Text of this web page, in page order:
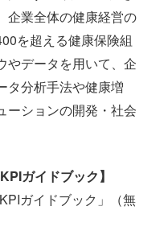
企業全体の健康経営の
を超える健康保険組
やデータを用いて、企
タ分析手法や健康増
ーションの開発・社会
ガイドブック】
ガイドブック」（無